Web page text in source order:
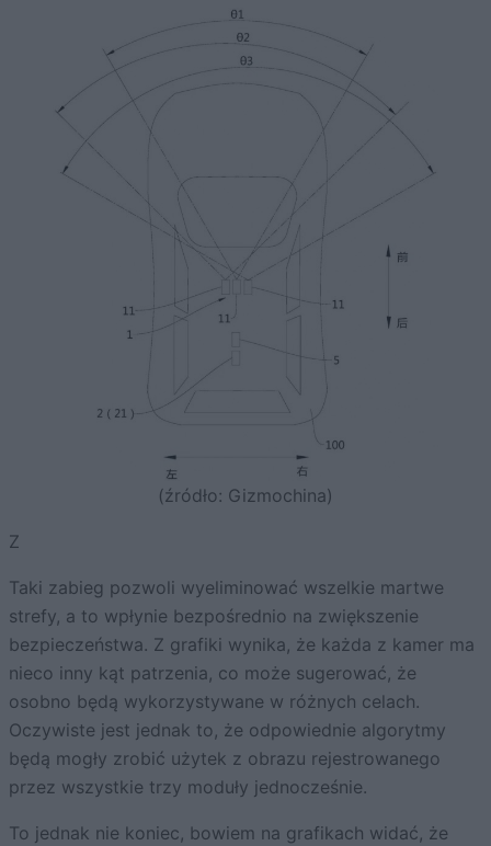
(źródło: Gizmochina)
Z
Taki zabieg pozwoli wyeliminować wszelkie martwe
strefy, a to wpłynie bezpośrednio na zwiększenie
bezpieczeństwa. Z grafiki wynika, że każda z kamer ma
nieco inny kąt patrzenia, co może sugerować, że
osobno będą wykorzystywane w różnych celach.
Oczywiste jest jednak to, że odpowiednie algorytmy
będą mogły zrobić użytek z obrazu rejestrowanego
przez wszystkie trzy moduły jednocześnie.
To jednak nie koniec, bowiem na grafikach widać, że